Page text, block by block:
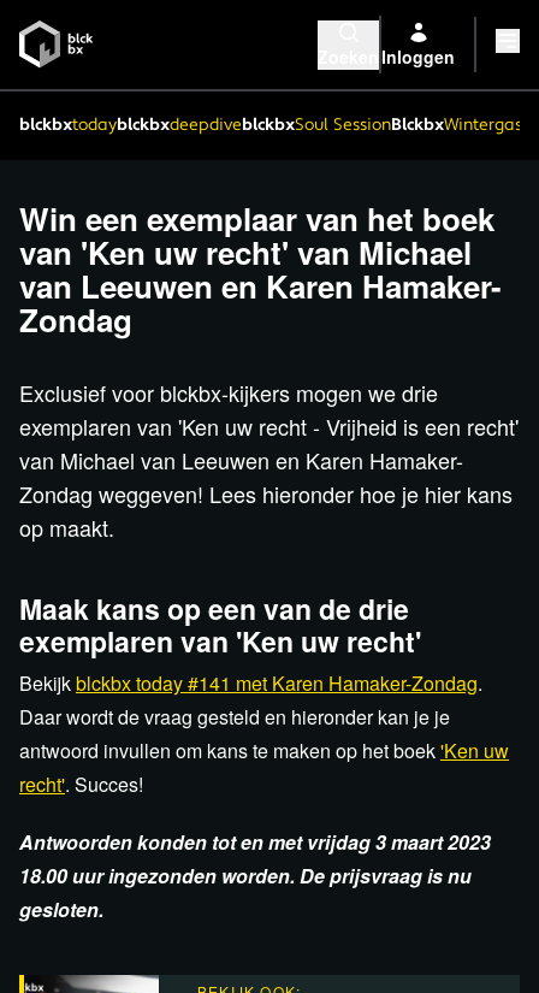
Inloggen
blckbxtodayblckbxdeepdiveblckbxSoul SessionBlckbx
Win een exemplaar van het boek
van 'Ken uw recht' van Michael
van Leeuwen en Karen Hamaker-
Zondag
Exclusief voor blckbx-kijkers mogen we drie
exemplaren van 'Ken uw recht - Vrijheid is een recht'
van Michael van Leeuwen en Karen Hamaker-
Zondag weggeven! Lees hieronder hoe je hier kans
op maakt.
Maak kans op een van de drie
exemplaren van 'Ken uw recht'
Bekijkblckbx today #141 met Karen Hamaker-Zondag.
Daar wordt de vraag gesteld en hieronder kan je je
antwoord invullen om kans te maken op het boek'Ken uw
recht'. Succes!
Antwoorden konden tot en met vrijdag 3 maart 2023
18.00 uur ingezonden worden. De prijsvraag is nu
gesloten.